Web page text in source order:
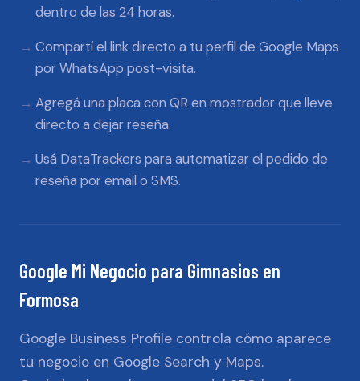
dentro de las 24 horas.
Compartí el link directo a tu perfil de Google Maps
por WhatsApp post-visita.
Agregá una placa con QR en mostrador que lleve
directo a dejar reseña.
Usá DataTrackers para automatizar el pedido de
reseña por email o SMS.
Google Mi Negocio para Gimnasios en
Formosa
Google Business Profile controla cómo aparece
tu negocio en Google Search y Maps.